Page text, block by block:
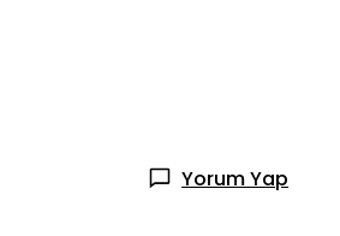
Yorum Yap